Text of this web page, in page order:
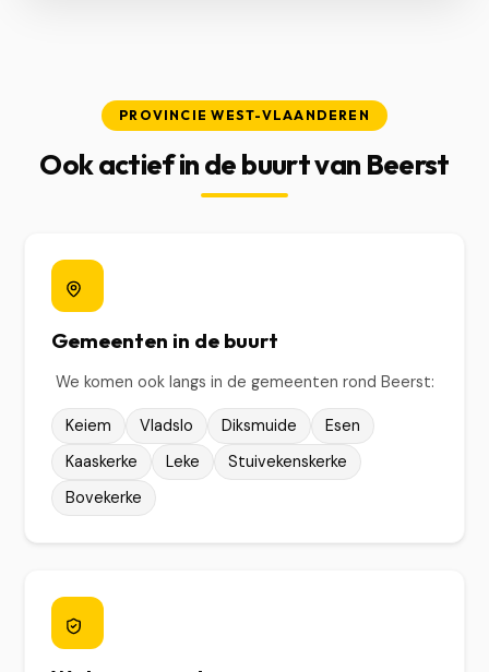
PROVINCIE WEST-VLAANDEREN
Ook actief in de buurt van Beerst
Gemeenten in de buurt
We komen ook langs in de gemeenten rond Beerst:
Keiem Vladslo Diksmuide
Esen
Kaaskerke
Leke
Stuivekenskerke
Bovekerke